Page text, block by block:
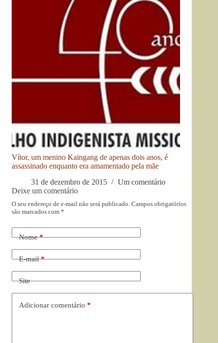
Vítor, um menino Kaingang de apenas dois anos, é
assassinado enquanto era amamentado pela mãe
31 de dezembro de 2015
Um comentário
Deixe um comentário
O seu endereço de e-mail não será publicado. Campos obrigatórios
são marcados com *
Nome*
E-mail*
Site
Adicionar comentário *